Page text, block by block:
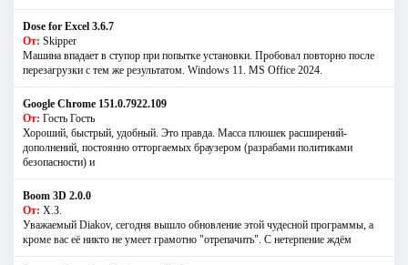
Dose for Excel 3.6.7
От: Skipper
Машина впадает в ступор при попытке установки. Пробовал повторно после
перезагрузки с тем же результатом. Windows 11. MS Offiсe 2024.
Google Chrome 151.0.7922.109
От: Гость Гость
Хороший, быстрый, удобный. Это правда. Масса плюшек расширений-
дополнений, постоянно отторгаемых браузером (разрабами политиками
безопасности) и
Boom 3D 2.0.0
От: Х.З.
Уважаемый Diakov, сегодня вышло обновление этой чудесной программы, а
кроме вас её никто не умеет грамотно "отрепачить". С нетерпение ждём